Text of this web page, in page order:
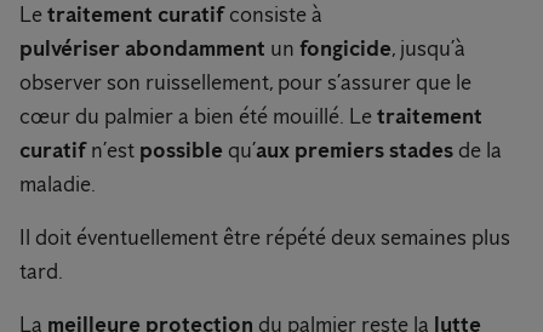
Letraitement curatifconsiste à
pulvériserabondamment un fongicide, jusqu’à
observer son ruissellement, pour s’assurer que le
cœur du palmier a bien été mouillé. Letraitement
curatifn’est possible qu’aux premiers stades de la
maladie.
Il doit éventuellement être répété deux semaines plus
tard.
La meilleure protection du palmier reste la lutte